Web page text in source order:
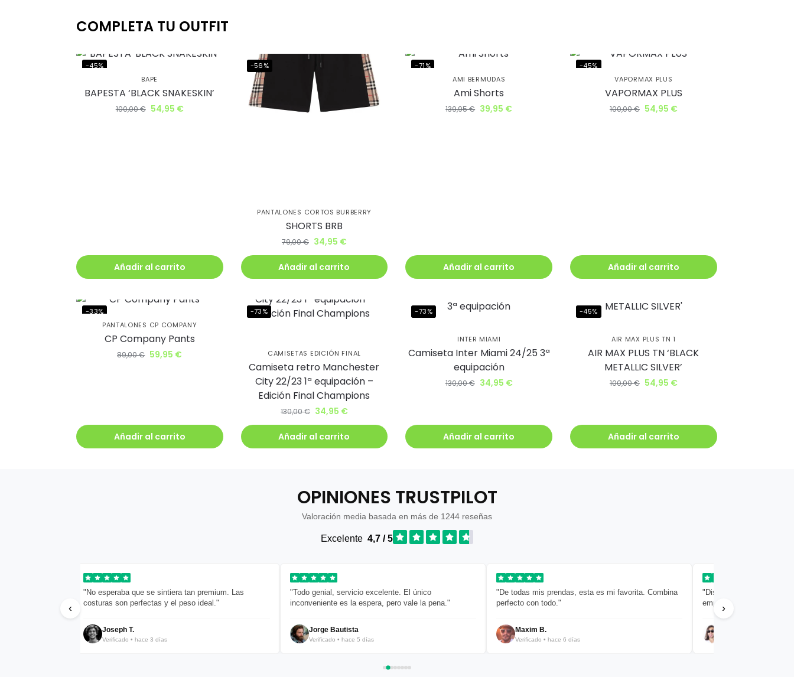
COMPLETA TU OUTFIT
-45%
BAPE
BAPESTA ‘BLACK SNAKESKIN’
100,00€ 54,95 €
Añadir al carrito
-56%
PANTALONES CORTOS BURBERRY
SHORTS BRB
79,00€ 34,95 €
Añadir al carrito
-71%
AMI BERMUDAS
Ami Shorts
139,95€ 39,95 €
Añadir al carrito
-45%
VAPORMAX PLUS
VAPORMAX PLUS
100,00€ 54,95 €
Añadir al carrito
-33%
PANTALONES CP COMPANY
CP Company Pants
89,00€ 59,95 €
Añadir al carrito
-73%
CAMISETAS EDICIÓN FINAL
Camiseta retro Manchester
City 22/23 1ª equipación –
Edición Final Champions
130,00€ 34,95 €
Añadir al carrito
-73%
INTER MIAMI
Camiseta Inter Miami 24/25 3ª
equipación
130,00€ 34,95 €
Añadir al carrito
-45%
AIR MAX PLUS TN 1
AIR MAX PLUS TN ‘BLACK
METALLIC SILVER’
100,00€ 54,95 €
Añadir al carrito
OPINIONES TRUSTPILOT
Valoración media basada en más de 1244 reseñas
Excelente 4,7 / 5
‹
"No esperaba que se sintiera tan premium. Las
costuras son perfectas y el peso ideal."
Joseph T.
Verificado • hace 3 días
"Todo genial, servicio excelente. El único
inconveniente es la espera, pero vale la pena."
Jorge Bautista
Verificado • hace 5 días
"De todas mis prendas, esta es mi favorita. Combina
perfecto con todo."
Maxim B.
Verificado • hace 6 días
"Diseño limpio y sencillo.
empaquetado muy
›
descuento.
Además, recibirás lanzamientos exclusivos
antes que nadie